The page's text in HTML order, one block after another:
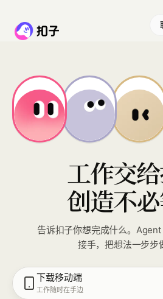
工作交
创造不
告诉扣子你想完成什么。
接手，把想法一步步
下载移动端
工作随时在手边